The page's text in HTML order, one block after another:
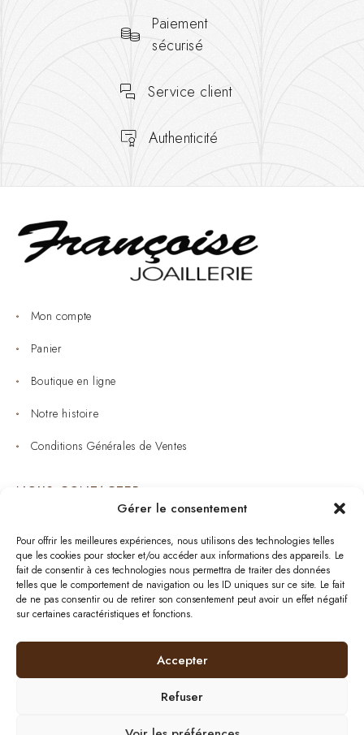
Gérer le consentement
Pour offrir les meilleures expériences, nous utilisons des technologies telles
que les cookies pour stocker et/ou accéder aux informations des appareils. Le
fait de consentir à ces technologies nous permettra de traiter des données
telles que le comportement de navigation ou les ID uniques sur ce site. Le fait
de ne pas consentir ou de retirer son consentement peut avoir un effet négatif
sur certaines caractéristiques et fonctions.
Accepter
Refuser
Paiement
sécurisé
Service client
Authenticité
Mon compte
Panier
Boutique en ligne
Notre histoire
Conditions Générales de Ventes
NOUS CONTACTER
Bijouterie : 05 53 53 64 11
Mardi au Samedi: 09:00 - 19:00
bijouterie.lavergne@orange.fr
| © 2024BurdiWeb